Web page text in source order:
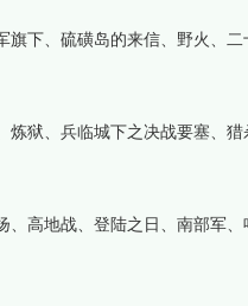
下、硫磺岛的来信、野火、
狱、兵临城下之决战要塞、猎
高地战、登陆之日、南部军